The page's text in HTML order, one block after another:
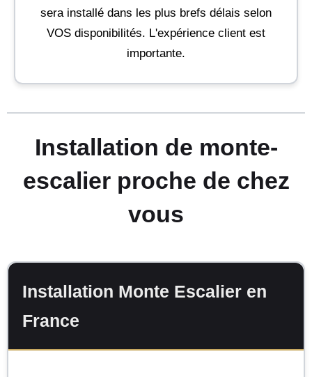
sera installé dans les plus brefs délais selon
VOS disponibilités. L'expérience client est
importante.
Installation de monte-
escalier proche de chez
vous
Installation Monte Escalier en
France